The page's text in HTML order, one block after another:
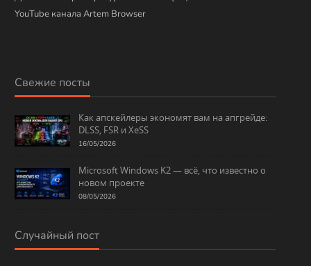
YouTube канала Artem Browser
Свежие посты
Как апскейлеры экономят вам на апгрейде:
DLSS, FSR и XeSS
16/05/2026
Microsoft Windows K2 — всё, что известно о
новом проекте
08/05/2026
Случайный пост